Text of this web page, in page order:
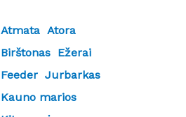
Atmata Atora
Birštonas Ežerai
Feeder Jurbarkas
Kauno marios